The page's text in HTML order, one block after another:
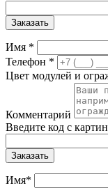
Заказать
Имя *
Телефон *
Цвет модулей и
Комментарий
Введите код с
Заказать
Имя*